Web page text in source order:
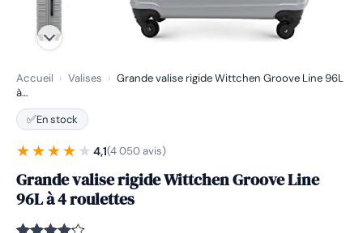
Accueil › Valises › Grande valise rigide Wittchen Groove Line 96L
à…
✅En stock
★★★★★
★★★★★ 4,1(4 050 avis)
Grande valise rigide Wittchen Groove Line
96L à 4 roulettes